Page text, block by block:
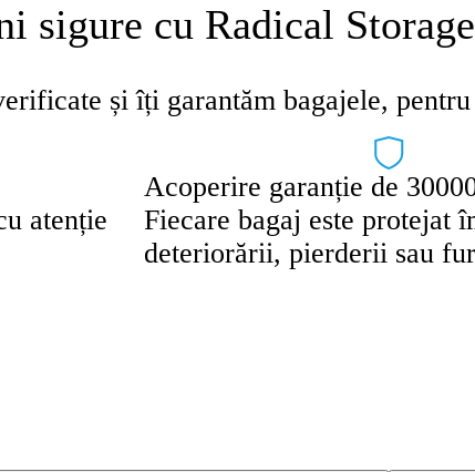
sigure cu Radical Storage
și îți garantăm bagajele,
atenție
Acoperire garanție de
Fiecare bagaj este protejat
deteriorării, pierderii sau